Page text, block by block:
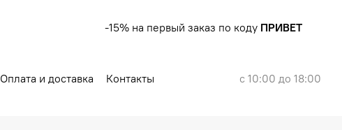
-15% на первый заказ по коду ПРИВЕТ
Оплата и доставка Контакты с 10:00 до 18:00